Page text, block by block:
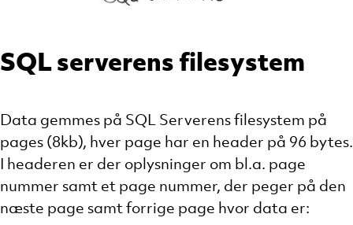
SQL serverens filesystem
Data gemmes på SQL Serverens filesystem på
pages (8kb), hver page har en header på 96 bytes.
I headeren er der oplysninger om bl.a. page
nummer samt et page nummer, der peger på den
næste page samt forrige page hvor data er: